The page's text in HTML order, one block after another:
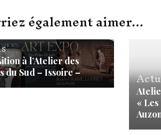
également aimer...
à l’Atelier des
du Sud – Issoire –
«